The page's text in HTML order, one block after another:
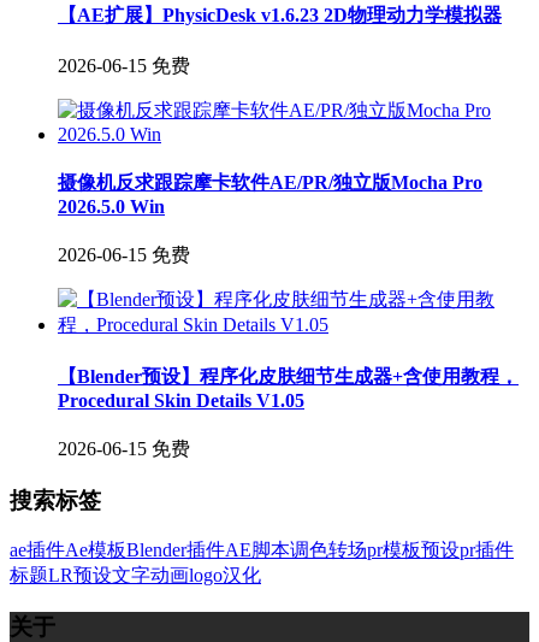
【AE扩展】PhysicDesk v1.6.23 2D物理动力学模拟器
2026-06-15 免费
摄像机反求跟踪摩卡软件AE/PR/独立版Mocha Pro
2026.5.0 Win
2026-06-15 免费
【Blender预设】程序化皮肤细节生成器+含使用教程，
Procedural Skin Details V1.05
2026-06-15 免费
搜索标签
ae插件Ae模板Blender插件AE脚本调色转场pr模板预设pr插件
标题LR预设文字动画logo汉化
关于